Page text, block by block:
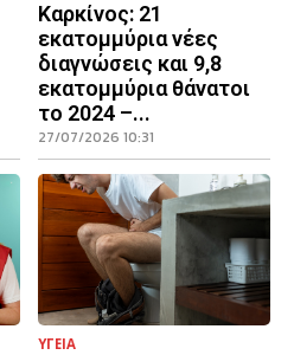
Καρκίνος: 21
εκατομμύρια νέες
διαγνώσεις και 9,8
εκατομμύρια θάνατοι
το 2024 –...
27/07/2026 10:31
ΥΓΕΙΑ